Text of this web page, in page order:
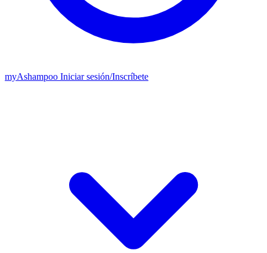
myAshampoo Iniciar sesión/Inscríbete